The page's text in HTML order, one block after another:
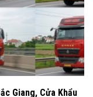
Giang, Cửa Khẩu